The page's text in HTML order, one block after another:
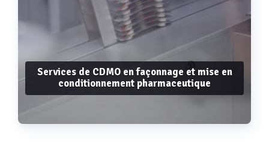
Services de CDMO en façonnage et mise en
conditionnement pharmaceutique